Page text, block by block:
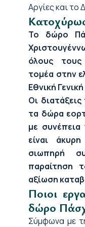
Αργίες και
To δώρο
όλους τους
τομέα στην
Εθνική
Οι
τα δώρα
με συνέπεια
είναι
σιωπηρή
παραίτηση
αξίωση
Ποιοι
δώρο
Σύμφωνα με